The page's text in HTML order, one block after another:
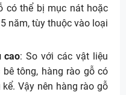
có thể bị mục nát hoặc
năm, tùy thuộc vào loại
cao: So với các vật liệu
tông, hàng rào gỗ có
Vậy nên hàng rào gỗ